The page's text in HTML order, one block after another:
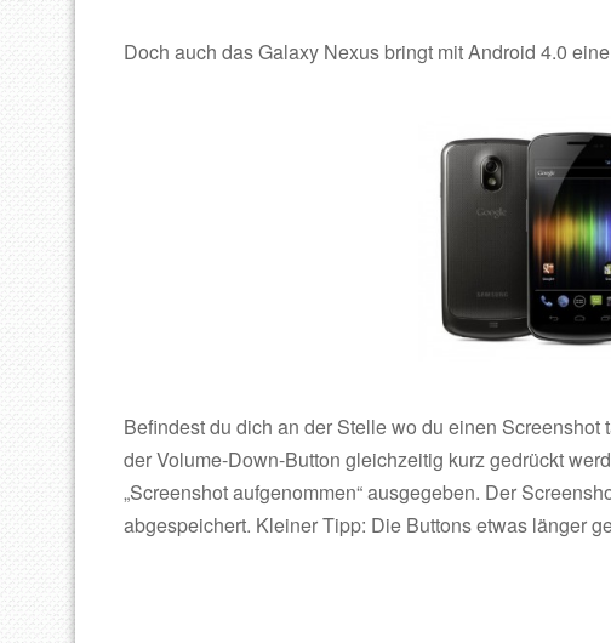
Doch auch das Galaxy Nexus bringt mit Android 4.0
Befindest du dich an der Stelle wo du einen Screenshot
der Volume-Down-Button gleichzeitig kurz gedrückt
„Screenshot aufgenommen“ ausgegeben. Der
abgespeichert. Kleiner Tipp: Die Buttons etwas länger